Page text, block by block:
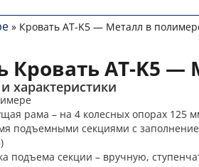
» Кровать AT-K5 — Металл в
Кровать AT-K5
характеристики
рама – на 4 колесных опорах 125
подъемными секциями с
подъема секции – вручную,